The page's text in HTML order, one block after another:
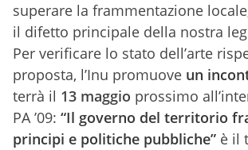
superare la frammentazione
il difetto principale della nostra
Per verificare lo stato dell’arte
proposta, l’Inu promuove un
terrà il 13 maggio prossimo
PA ’09: “Il governo del territorio
principi e politiche pubbliche” è il